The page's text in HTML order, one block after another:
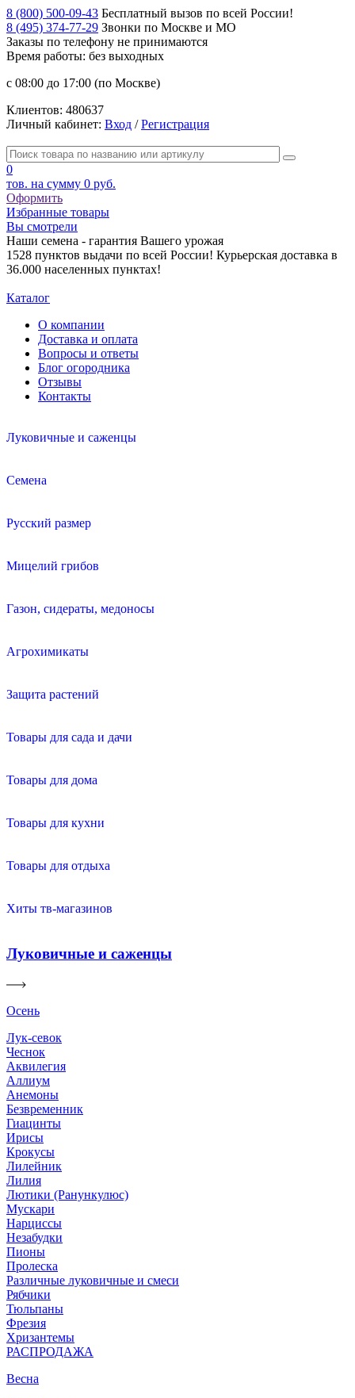
8 (800) 500-09-43 Бесплатный вызов по всей России!
8 (495) 374-77-29 Звонки по Москве и МО
Заказы по телефону не принимаются
Время работы: без выходных
с 08:00 до 17:00 (по Москве)
Клиентов: 480637
Личный кабинет: Вход /Регистрация
0
тов. на сумму 0 руб.
Оформить
Избранные товары
Вы смотрели
Наши семена - гарантия Вашего урожая
1528 пунктов выдачи по всей России! Курьерская доставка в
36.000 населенных пунктах!
Каталог
О компании
Доставка и оплата
Вопросы и ответы
Блог огородника
Отзывы
Контакты
Луковичные и саженцы
Семена
Русский размер
Мицелий грибов
Газон, сидераты, медоносы
Агрохимикаты
Защита растений
Товары для сада и дачи
Товары для дома
Товары для кухни
Товары для отдыха
Хиты тв-магазинов
Луковичные и саженцы
Осень
Лук-севок
Чеснок
Аквилегия
Аллиум
Анемоны
Безвременник
Гиацинты
Ирисы
Крокусы
Лилейник
Лилия
Лютики (Ранункулюс)
Мускари
Нарцисcы
Незабудки
Пионы
Пролеска
Различные луковичные и смеси
Рябчики
Тюльпаны
Фрезия
Хризантемы
РАСПРОДАЖА
Весна